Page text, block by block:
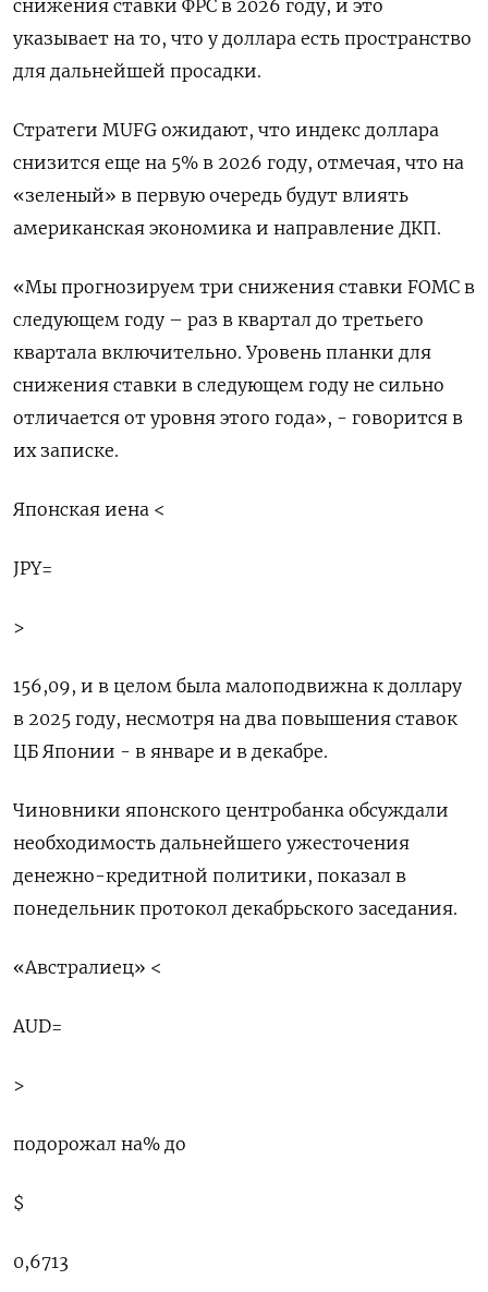
снижения ставки ФРС в 2026 году, и это
указывает ‌на то, что у доллара есть пространство
для дальнейшей просадки.
Стратеги MUFG ожидают, что ​индекс доллара
снизится еще на 5% в 2026 году, отмечая, что на
«зеленый» в первую очередь будут влиять
американская экономика и направление ДКП.
«Мы прогнозируем ⁠три снижения ставки FOMC в
следующем ‍году – раз в квартал до третьего
квартала включительно. Уровень планки для
снижения ставки в следующем ‌году не сильно
отличается от уровня этого года», - говорится в
их записке.
Японская иена <
JPY=
>
156,09, и в целом была малоподвижна к доллару
в 2025 году, несмотря на два повышения ставок
ЦБ Японии - в январе и в декабре.
Чиновники японского центробанка обсуждали
необходимость дальнейшего ужесточения
денежно-кредитной политики, показал в
понедельник протокол декабрьского заседания.
«Австралиец» <
AUD=
>
подорожал на% ‍до
$
0,6713